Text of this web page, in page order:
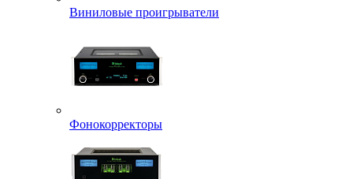
Виниловые проигрыватели
Фонокорректоры